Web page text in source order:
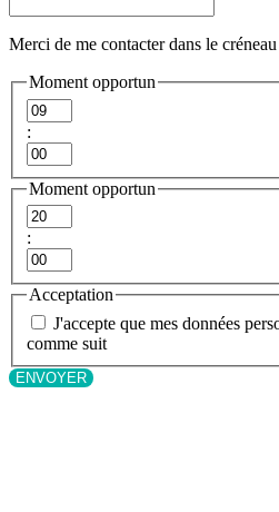
Merci de me contacter dans le
Moment opportun
Heures
:
Minutes
Moment opportun
Heures
:
Minutes
Acceptation
J'accepte que mes données
comme suit